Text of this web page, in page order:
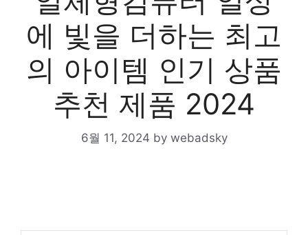
에 빛을 더하는 최고
의 아이템 인기 상품
추천 제품 2024
6월 11, 2024 by webadsky